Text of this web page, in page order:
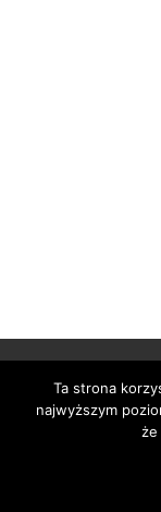
Ta strona
najwyższym